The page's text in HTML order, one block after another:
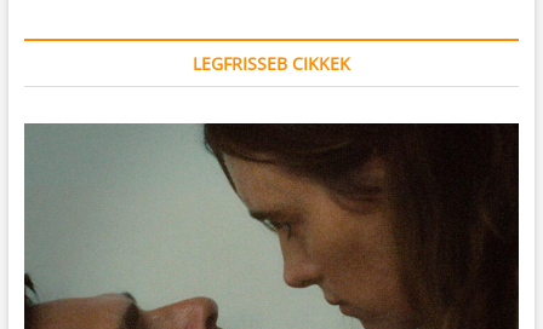
LEGFRISSEB CIKKEK